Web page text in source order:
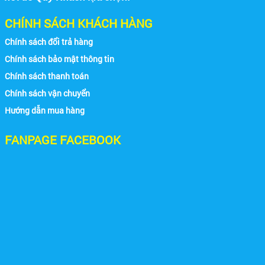
CHÍNH SÁCH KHÁCH HÀNG
Chính sách đổi trả hàng
Chính sách bảo mật thông tin
Chính sách thanh toán
Chính sách vận chuyển
Hướng dẫn mua hàng
FANPAGE FACEBOOK